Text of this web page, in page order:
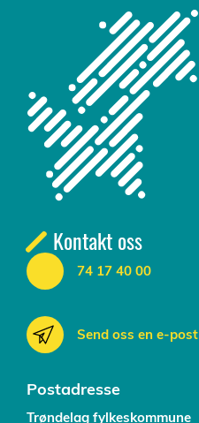
Kontakt oss
74 17 40 00
Send oss en e-post
Postadresse
Trøndelag fylkeskommune